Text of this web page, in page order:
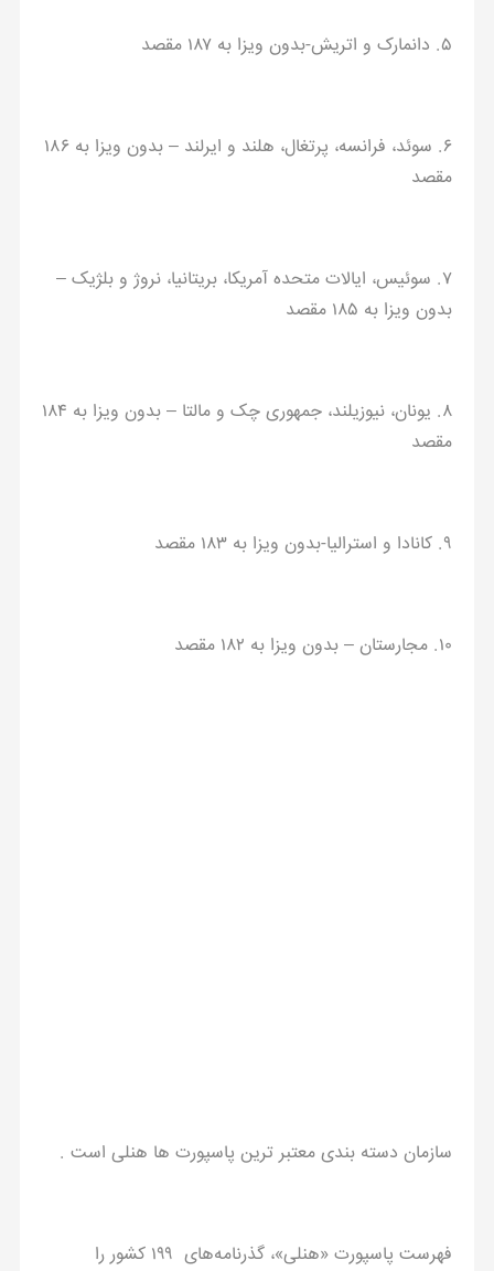
۵. دانمارک و اتریش-بدون ویزا به ۱۸۷ مقصد
۶. سوئد، فرانسه، پرتغال، هلند و ایرلند – بدون ویزا به ۱۸۶
مقصد
۷. سوئیس، ایالات متحده آمریکا، بریتانیا، نروژ و بلژیک –
بدون ویزا به ۱۸۵ مقصد
۸. یونان، نیوزیلند، جمهوری چک و مالتا – بدون ویزا به ۱۸۴
مقصد
۹. کانادا و استرالیا-بدون ویزا به ۱۸۳ مقصد
۱۰. مجارستان – بدون ویزا به ۱۸۲ مقصد
سازمان دسته بندی معتبر ترین پاسپورت ها هنلی است .
فهرست پاسپورت «هنلی»، گذرنامه‌های ۱۹۹ کشور را